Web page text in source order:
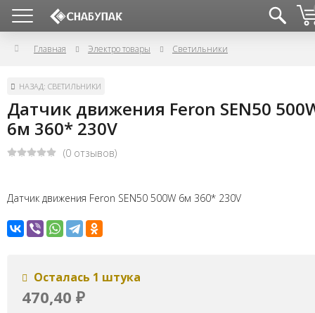
Главная Электро товары Светильники
НАЗАД: СВЕТИЛЬНИКИ
Датчик движения Feron SEN50
6м 360* 230V
(0 отзывов)
Датчик движения Feron SEN50 500W 6м 360* 230V
Осталась 1 штука
470,40 ₽